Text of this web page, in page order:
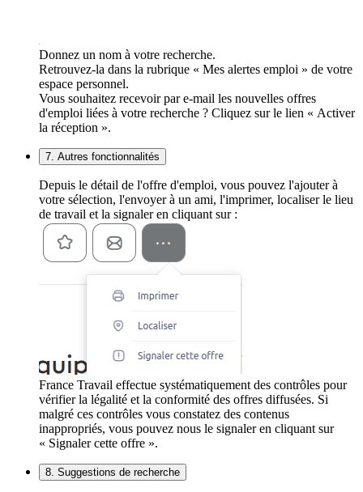
Donnez un nom à votre recherche.
Retrouvez-la dans la rubrique « Mes alertes emploi » de votre
espace personnel.
Vous souhaitez recevoir par e-mail les nouvelles offres
d'emploi liées à votre recherche ? Cliquez sur le lien « Activer
la réception ».
7. Autres fonctionnalités
Depuis le détail de l'offre d'emploi, vous pouvez l'ajouter à
votre sélection, l'envoyer à un ami, l'imprimer, localiser le lieu
de travail et la signaler en cliquant sur :
France Travail effectue systématiquement des contrôles pour
vérifier la légalité et la conformité des offres diffusées. Si
malgré ces contrôles vous constatez des contenus
inappropriés, vous pouvez nous le signaler en cliquant sur
« Signaler cette offre ».
8. Suggestions de recherche